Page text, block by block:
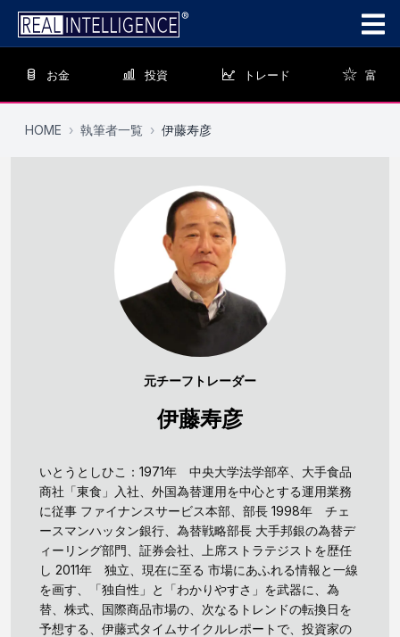
お金 投資 トレード 富
HOME › 執筆者一覧 › 伊藤寿彦
元チーフトレーダー
伊藤寿彦
いとうとしひこ：1971年 中央大学法学部卒、大手食品
商社「東食」入社、外国為替運用を中心とする運用業務
に従事 ファイナンスサービス本部、部長 1998年 チェ
ースマンハッタン銀行、為替戦略部長 大手邦銀の為替デ
ィーリング部門、証券会社、上席ストラテジストを歴任
し 2011年 独立、現在に至る 市場にあふれる情報と一線
を画す、「独自性」と「わかりやすさ」を武器に、為
替、株式、国際商品市場の、次なるトレンドの転換日を
予想する、伊藤式タイムサイクルレポートで、投資家の